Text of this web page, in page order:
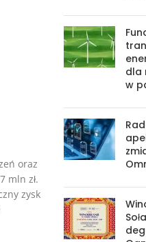
oraz
mln zł.
zysk
dla
w